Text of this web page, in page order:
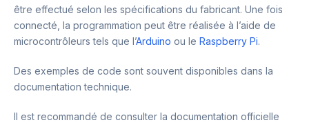
être effectué selon les spécifications du fabricant. Une fois
connecté, la programmation peut être réalisée à l’aide de
microcontrôleurs tels que l’Arduino ou le Raspberry Pi.
Des exemples de code sont souvent disponibles dans la
documentation technique.
Il est recommandé de consulter la documentation officielle